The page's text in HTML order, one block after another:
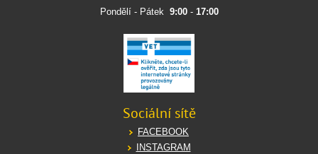
Pondělí - Pátek 9:00- 17:00
Sociální sítě
FACEBOOK
INSTAGRAM